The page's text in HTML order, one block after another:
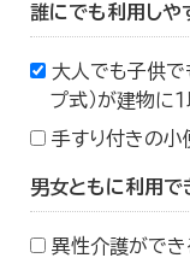
誰にでも利用しや
大人でも子供で
プ式）が建物に
手すり付きの小
男女ともに利用で
異性介護ができ